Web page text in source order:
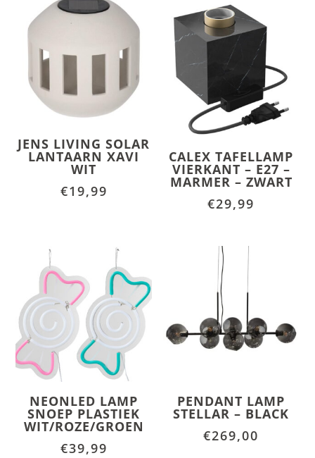
JENS LIVING SOLAR
LANTAARN XAVI
WIT
€19,99
CALEX TAFELLAMP
VIERKANT – E27 –
MARMER – ZWART
€29,99
NEONLED LAMP
SNOEP PLASTIEK
WIT/ROZE/GROEN
€39,99
PENDANT LAMP
STELLAR – BLACK
€269,00